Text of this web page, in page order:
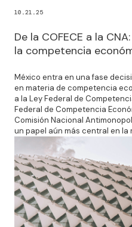
10.21.25
De la COFECE a la
la competencia
México entra en una fase
en materia de competencia
a la Ley Federal de
Federal de Competencia
Comisión Nacional
un papel aún más central en